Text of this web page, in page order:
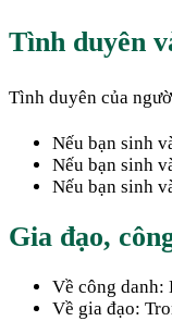
Tình duyên
Tình duyên của
Nếu bạn sinh
Nếu bạn sinh
Nếu bạn sinh
Gia đạo,
Về công danh:
Về gia đạo: